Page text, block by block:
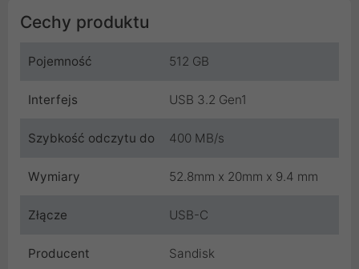
Cechy produktu
Pojemność 512 GB
Interfejs USB 3.2 Gen1
Szybkość odczytu do 400 MB/s
Wymiary 52.8mm x 20mm x 9.4 mm
Złącze USB-C
Producent Sandisk